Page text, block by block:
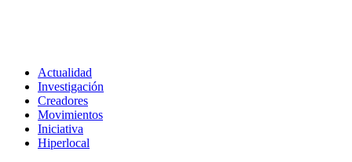
Actualidad
Investigación
Creadores
Movimientos
Iniciativa
Hiperlocal